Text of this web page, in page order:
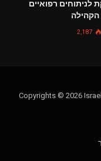
לניתוחים רפואיים
הקהילה
2,187
Copyrights © 2026